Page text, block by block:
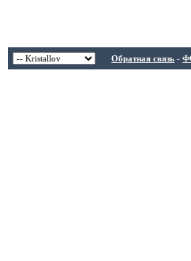
Обратная связь -